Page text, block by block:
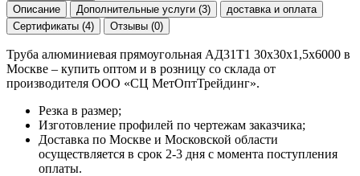
Описание
Дополнительные услуги (3)
доставка и оплата
Сертификаты (4)
Отзывы (0)
Труба алюминиевая прямоугольная АД31Т1 30х30х1,5х6000 в
Москве – купить оптом и в розницу со склада от
производителя ООО «СЦ МетОптТрейдинг».
Резка в размер;
Изготовление профилей по чертежам заказчика;
Доставка по Москве и Московской области
осуществляется в срок 2-3 дня с момента поступления
оплаты.